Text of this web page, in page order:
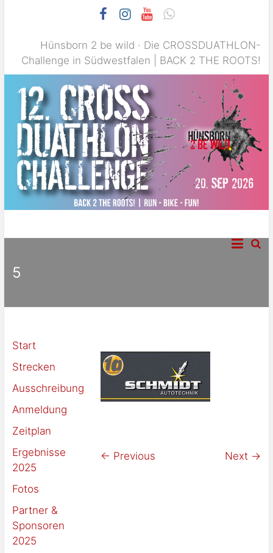
Hünsborn 2 be wild · Die CROSSDUATHLON-
Challenge in Südwestfalen | BACK 2 THE ROOTS!
Hünsborn 2 be wild –
MTB-Strecke werden bei H2BW voll auf ihre Kosten kommen!
5
← Previous Next →
Start
Strecken
Ausschreibung
Anmeldung
Zeitplan
Ergebnisse
2025
Fotos
Partner &
Sponsoren
2025